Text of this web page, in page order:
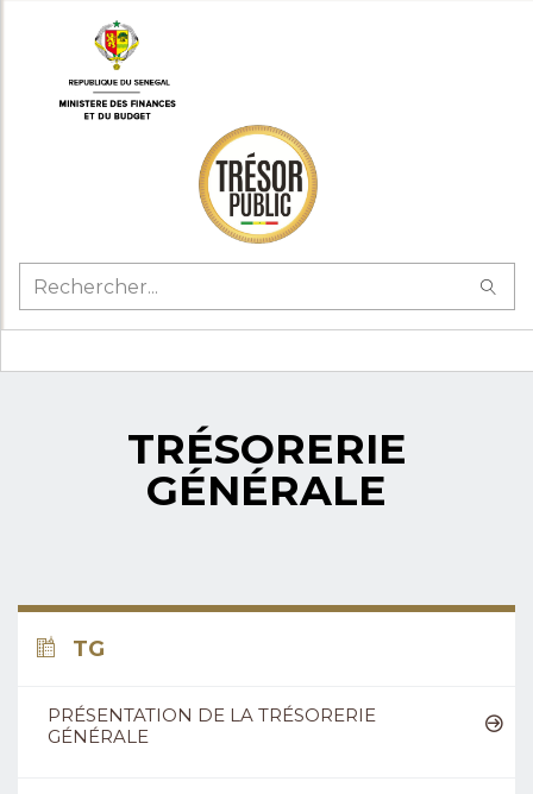
TRÉSORERIE
GÉNÉRALE
TG
PRÉSENTATION DE LA TRÉSORERIE
GÉNÉRALE